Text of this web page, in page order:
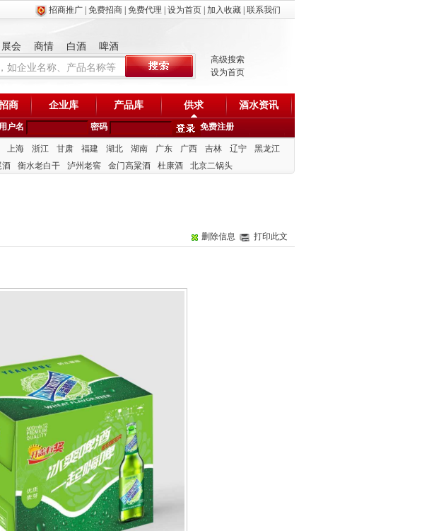
招商推广 免费招商 免费代理 设为首页 加入收藏 联系我们
展会 商情 白酒 啤酒
高级搜索
设为首页
商 企业库 产品库 供求 酒水资讯
用户名 密码 免费注册
上海 浙江 甘肃 福建 湖北 湖南 广东 广西 吉林 辽宁
黑龙江
酒 衡水老白干 泸州老窖 金门高粱酒 杜康酒 北京二锅头
删除信息 打印此文